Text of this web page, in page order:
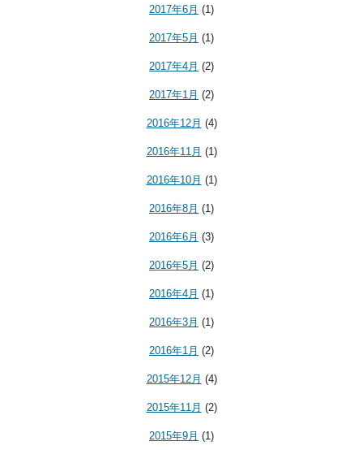
2017年6月 (1)
2017年5月 (1)
2017年4月 (2)
2017年1月 (2)
2016年12月 (4)
2016年11月 (1)
2016年10月 (1)
2016年8月 (1)
2016年6月 (3)
2016年5月 (2)
2016年4月 (1)
2016年3月 (1)
2016年1月 (2)
2015年12月 (4)
2015年11月 (2)
2015年9月 (1)